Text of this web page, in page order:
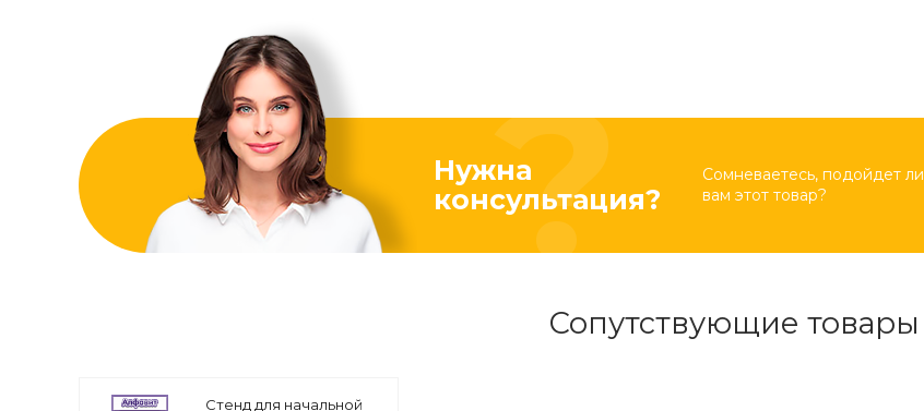
Нужна
консультация?
Сомневаетесь, подойдет ли
вам этот товар?
Сопутствующие товары
Стенд для начальной